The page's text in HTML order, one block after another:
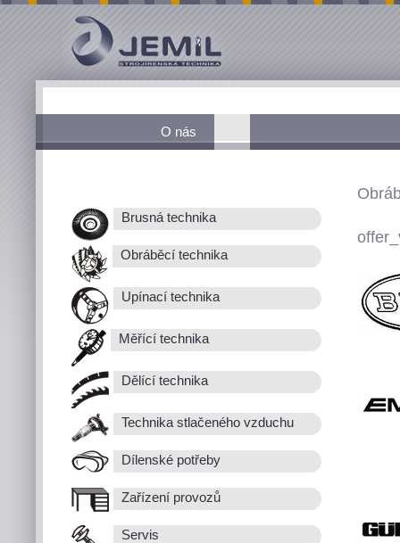
O nás
Brusná technika
Obráběcí technika
Upínací technika
Měřící technika
Dělící technika
Technika stlačeného vzduchu
Dílenské potřeby
Zařízení provozů
Servis